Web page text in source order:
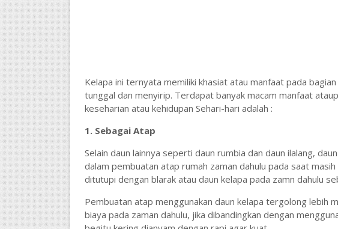
Kelapa ini ternyata memiliki khasiat atau manfaat pada
tunggal dan menyirip. Terdapat banyak macam manfaat
keseharian atau kehidupan Sehari-hari adalah :
1. Sebagai Atap
Selain daun lainnya seperti daun rumbia dan daun ilalang,
dalam pembuatan atap rumah zaman dahulu pada saat
ditutupi dengan blarak atau daun kelapa pada zamn dahulu
Pembuatan atap menggunakan daun kelapa tergolong lebih
biaya pada zaman dahulu, jika dibandingkan dengan